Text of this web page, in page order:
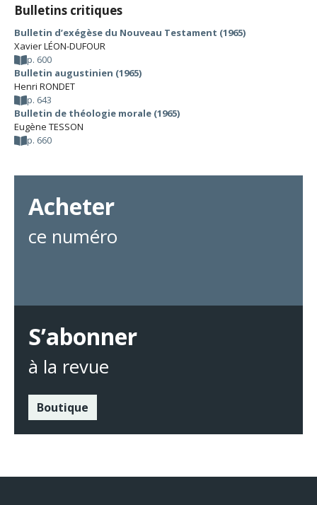
Bulletins critiques
Bulletin d’exégèse du Nouveau Testament (1965)
Xavier LÉON-DUFOUR
p. 600
Bulletin augustinien (1965)
Henri RONDET
p. 643
Bulletin de théologie morale (1965)
Eugène TESSON
p. 660
Acheter
ce numéro
S’abonner
à la revue
Boutique